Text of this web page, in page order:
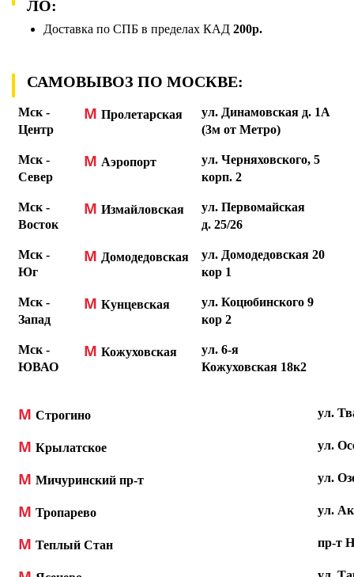
ЛО:
Доставка по СПБ в пределах КАД 200р.
САМОВЫВОЗ ПО МОСКВЕ:
Мск -
Центр
М Пролетарская
ул. Динамовская д. 1А
(3м от Метро)
Мск -
Север
М Аэропорт
ул. Черняховского, 5
корп. 2
Мск -
Восток
М Измайловская
ул. Первомайская
д. 25/26
Мск -
Юг
М Домодедовская
ул. Домодедовская 20
кор 1
Мск -
Запад
М Кунцевская
ул. Коцюбинского 9
кор 2
Мск -
ЮВАО
М Кожуховская
ул. 6-я
Кожуховская 18к2
М Строгино ул.
М Крылатское ул.
М Мичуринский пр-т ул.
М Тропарево ул.
М Теплый Стан пр-т